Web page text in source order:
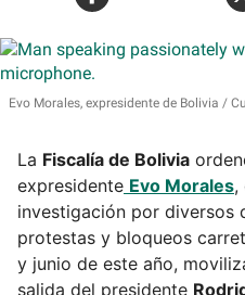
Evo Morales, expresidente de Bolivia
La Fiscalía de Bolivia
expresidente Evo Morales,
investigación por diversos
protestas y bloqueos
y junio de este año,
salida del presidente